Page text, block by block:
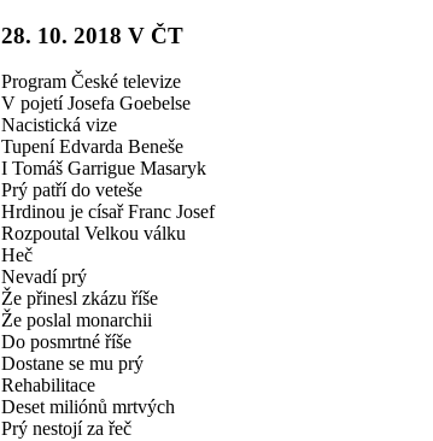
28. 10. 2018 V ČT
Program České televize
V pojetí Josefa Goebelse
Nacistická vize
Tupení Edvarda Beneše
I Tomáš Garrigue Masaryk
Prý patří do veteše
Hrdinou je císař Franc Josef
Rozpoutal Velkou válku
Heč
Nevadí prý
Že přinesl zkázu říše
Že poslal monarchii
Do posmrtné říše
Dostane se mu prý
Rehabilitace
Deset miliónů mrtvých
Prý nestojí za řeč